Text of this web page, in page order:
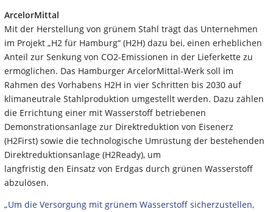
ArcelorMittal
Mit der Herstellung von grünem Stahl trägt das Unternehmen
im Projekt „H2 für Hamburg“ (H2H) dazu bei, einen erheblichen
Anteil zur Senkung von CO2-Emissionen in der Lieferkette zu
ermöglichen. Das Hamburger ArcelorMittal-Werk soll im
Rahmen des Vorhabens H2H in vier Schritten bis 2030 auf
klimaneutrale Stahlproduktion umgestellt werden. Dazu zählen
die Errichtung einer mit Wasserstoff betriebenen
Demonstrationsanlage zur Direktreduktion von Eisenerz
(H2First) sowie die technologische Umrüstung der bestehenden
Direktreduktionsanlage (H2Ready), um
langfristig den Einsatz von Erdgas durch grünen Wasserstoff
abzulösen.
„Um die Versorgung mit grünem Wasserstoff sicherzustellen,